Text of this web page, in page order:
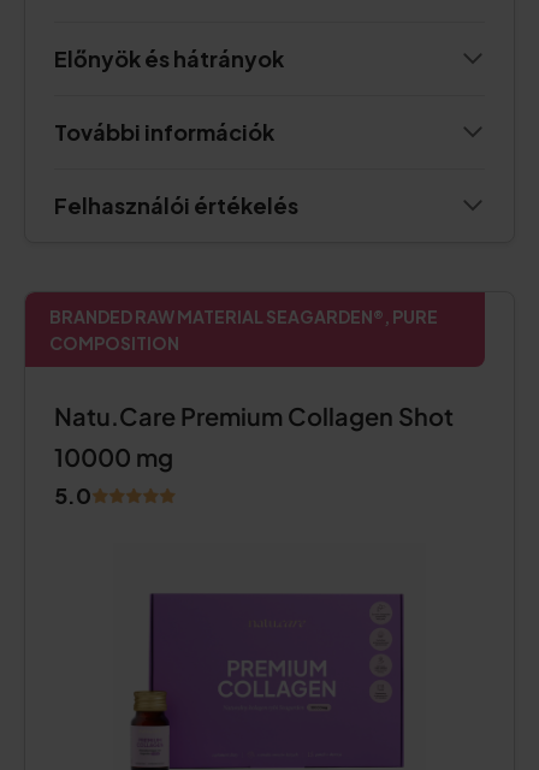
Előnyök és hátrányok
További információk
Felhasználói értékelés
BRANDED RAW MATERIAL SEAGARDEN®, PURE
COMPOSITION
Natu.Care Premium Collagen Shot
10000 mg
5.0